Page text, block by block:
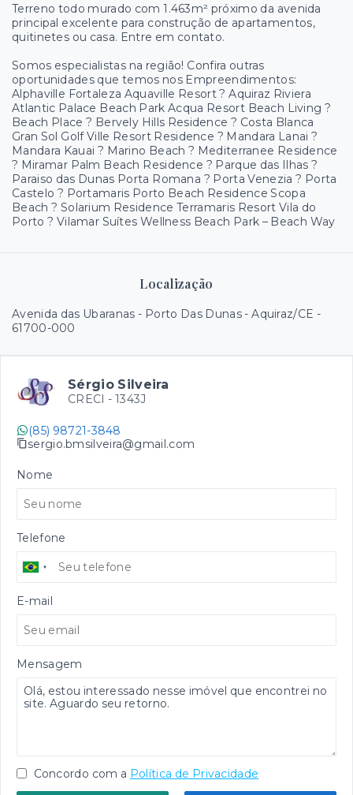
Terreno todo murado com 1.463m² próximo da avenida
principal excelente para construção de apartamentos,
quitinetes ou casa. Entre em contato.
Somos especialistas na região! Confira outras
oportunidades que temos nos Empreendimentos:
Alphaville Fortaleza Aquaville Resort ? Aquiraz Riviera
Atlantic Palace Beach Park Acqua Resort Beach Living ?
Beach Place ? Bervely Hills Residence ? Costa Blanca
Gran Sol Golf Ville Resort Residence ? Mandara Lanai ?
Mandara Kauai ? Marino Beach ? Mediterranee Residence
? Miramar Palm Beach Residence ? Parque das Ilhas ?
Paraiso das Dunas Porta Romana ? Porta Venezia ? Porta
Castelo ? Portamaris Porto Beach Residence Scopa
Beach ? Solarium Residence Terramaris Resort Vila do
Porto ? Vilamar Suítes Wellness Beach Park – Beach Way
Localização
Avenida das Ubaranas - Porto Das Dunas - Aquiraz/CE -
61700-000
Sérgio Silveira
CRECI - 1343J
(85) 98721-3848
sergio.bmsilveira@gmail.com
Nome
Telefone
E-mail
Mensagem
Concordo com a Política de Privacidade